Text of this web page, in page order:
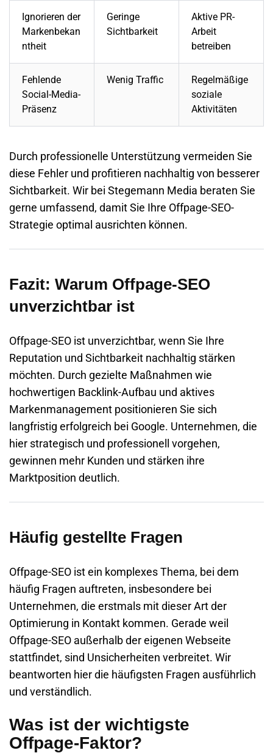
Ignorieren der
Markenbekan
ntheit
Geringe
Sichtbarkeit
Aktive PR-
Arbeit
betreiben
Fehlende
Social-Media-
Präsenz
Wenig Traffic
Regelmäßige
soziale
Aktivitäten
Durch professionelle Unterstützung vermeiden Sie
diese Fehler und profitieren nachhaltig von besserer
Sichtbarkeit. Wir bei Stegemann Media beraten Sie
gerne umfassend, damit Sie Ihre Offpage-SEO-
Strategie optimal ausrichten können.
Fazit: Warum Offpage-SEO
unverzichtbar ist
Offpage-SEO ist unverzichtbar, wenn Sie Ihre
Reputation und Sichtbarkeit nachhaltig stärken
möchten. Durch gezielte Maßnahmen wie
hochwertigen Backlink-Aufbau und aktives
Markenmanagement positionieren Sie sich
langfristig erfolgreich bei Google. Unternehmen, die
hier strategisch und professionell vorgehen,
gewinnen mehr Kunden und stärken ihre
Marktposition deutlich.
Häufig gestellte Fragen
Offpage-SEO ist ein komplexes Thema, bei dem
häufig Fragen auftreten, insbesondere bei
Unternehmen, die erstmals mit dieser Art der
Optimierung in Kontakt kommen. Gerade weil
Offpage-SEO außerhalb der eigenen Webseite
stattfindet, sind Unsicherheiten verbreitet. Wir
beantworten hier die häufigsten Fragen ausführlich
und verständlich.
Was ist der wichtigste
Offpage-Faktor?